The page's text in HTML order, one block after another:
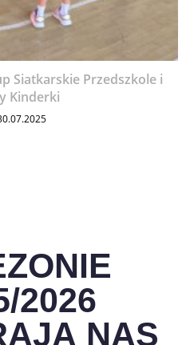
Siatkarskie Przedszkole i
Kinderki
2026
NAS